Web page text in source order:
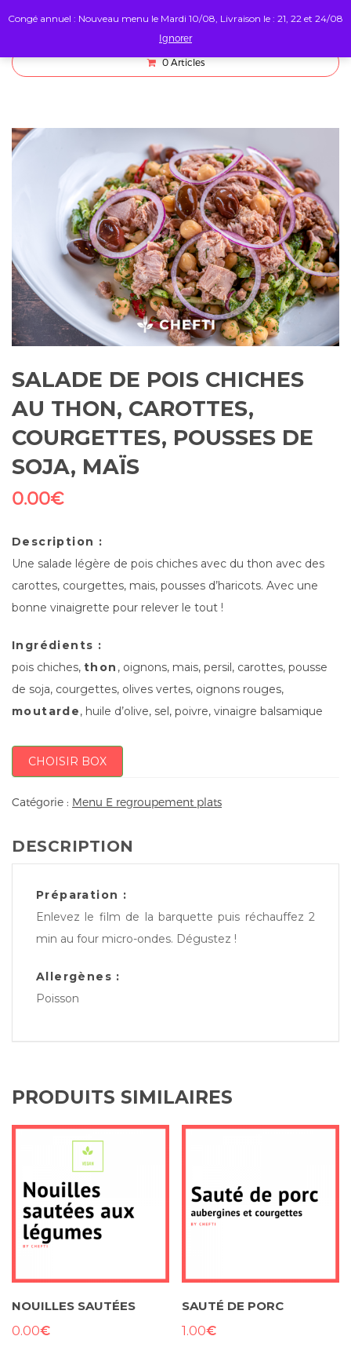
0 Articles
SALADE DE POIS CHICHES
AU THON, CAROTTES,
COURGETTES, POUSSES DE
SOJA, MAÏS
0.00€
Description :
Une salade légère de pois chiches avec du thon avec des
carottes, courgettes, mais, pousses d’haricots. Avec une
bonne vinaigrette pour relever le tout !
Ingrédients :
pois chiches, thon , oignons, mais, persil, carottes, pousse
de soja, courgettes, olives vertes, oignons rouges,
moutarde, huile d’olive, sel, poivre, vinaigre balsamique
CHOISIR BOX
Catégorie : Menu E regroupement plats
DESCRIPTION
Préparation :
Enlevez le film de la barquette puis réchauffez 2
min au four micro-ondes. Dégustez !
Allergènes :
Poisson
PRODUITS SIMILAIRES
NOUILLES SAUTÉES
0.00€
SAUTÉ DE PORC
1.00€
Congé annuel : Nouveau menu le Mardi 10/08, Livraison le : 21, 22 et 24/08
Ignorer